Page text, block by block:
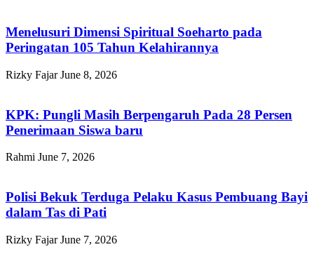
Menelusuri Dimensi Spiritual Soeharto pada
Peringatan 105 Tahun Kelahirannya
Rizky FajarJune 8, 2026
KPK: Pungli Masih Berpengaruh Pada 28 Persen
Penerimaan Siswa baru
Rahmi June 7, 2026
Polisi Bekuk Terduga Pelaku Kasus Pembuang Bayi
dalam Tas di Pati
Rizky FajarJune 7, 2026